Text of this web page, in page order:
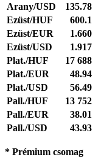
Arany/USD
135.78
Ezüst/HUF
600.1
Ezüst/EUR
1.660
Ezüst/USD
1.917
Plat./HUF
17 688
Plat./EUR
48.94
Plat./USD
56.49
Pall./HUF
13 752
Pall./EUR
38.01
Pall./USD
43.93
* Prémium csomag